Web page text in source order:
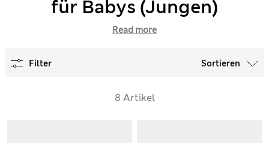
für Babys (Jungen)
Read more
Filter Sortieren
8 Artikel